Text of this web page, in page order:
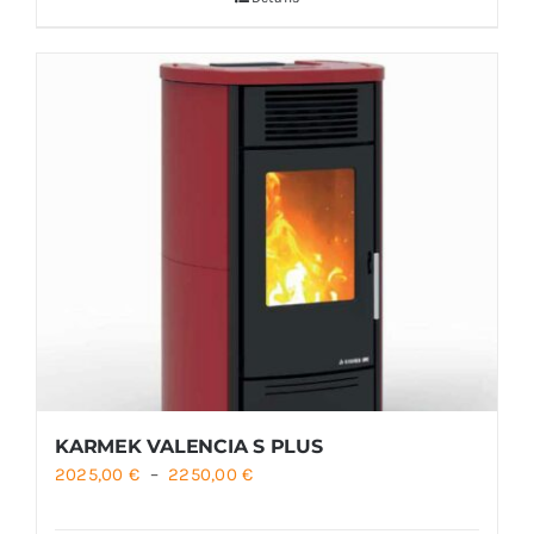
KARMEK VALENCIA S PLUS
2025,00 € – 2250,00€Plage